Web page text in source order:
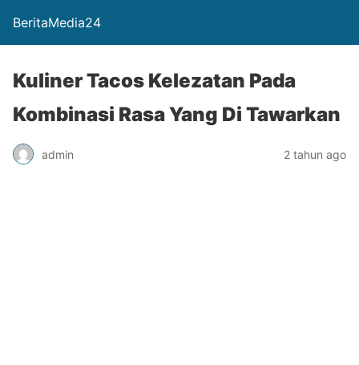
BeritaMedia24
Kuliner Tacos Kelezatan Pada
Kombinasi Rasa Yang Di Tawarkan
admin 2 tahun ago